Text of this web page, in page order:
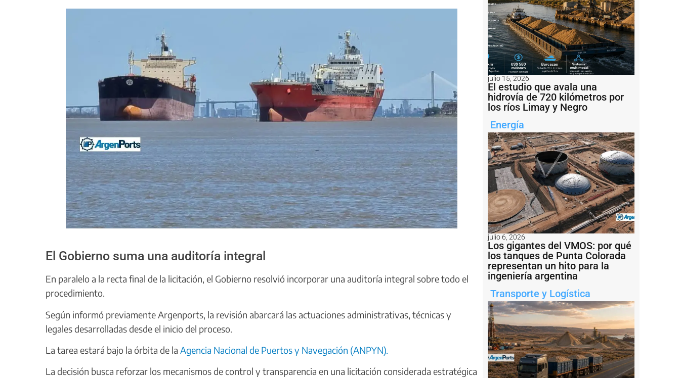
El Gobierno suma una auditoría integral
En paralelo a la recta final de la licitación, el Gobierno resolvió incorporar una auditoría integral sobre todo el
procedimiento.
Según informó previamente Argenports, la revisión abarcará las actuaciones administrativas, técnicas y
legales desarrolladas desde el inicio del proceso.
La tarea estará bajo la órbita de la Agencia Nacional de Puertos y Navegación (ANPYN).
La decisión busca reforzar los mecanismos de control y transparencia en una licitación considerada estratégica
julio 15, 2026
El estudio que avala una
hidrovía de 720 kilómetros por
los ríos Limay y Negro
Energía
julio 6, 2026
Los gigantes del VMOS: por qué
los tanques de Punta Colorada
representan un hito para la
ingeniería argentina
Transporte y Logística